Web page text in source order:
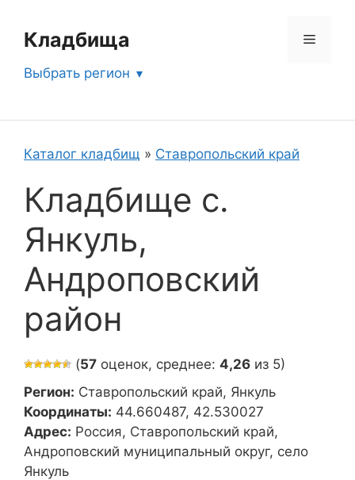
содержимому
Кладбища Меню
Выбрать регион
Каталог кладбищ » Ставропольский край
Кладбище с.
Янкуль,
Андроповский
район
(57 оценок, среднее: 4,26 из 5)
Регион: Ставропольский край, Янкуль
Координаты: 44.660487, 42.530027
Адрес: Россия, Ставропольский край,
Андроповский муниципальный округ, село
Янкуль